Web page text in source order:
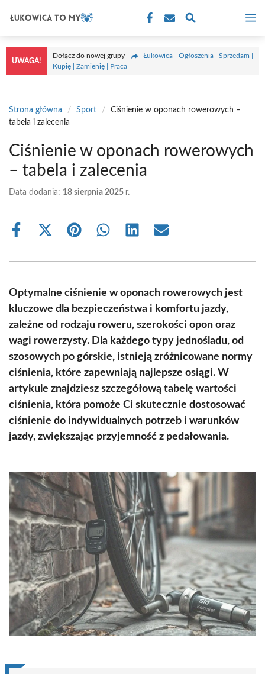
treści
UWAGA!
Dołącz do nowej grupy
Łukowica - Ogłoszenia | Sprzedam |
Kupię | Zamienię | Praca
Strona główna / Sport /
Ciśnienie w oponach rowerowych –
tabela i zalecenia
Ciśnienie w oponach rowerowych
– tabela i zalecenia
Data dodania: 18 sierpnia 2025 r.
Share
Share
(Twitter)
Share Share Share Share
Optymalne ciśnienie w oponach rowerowych jest
kluczowe dla bezpieczeństwa i komfortu jazdy,
zależne od rodzaju roweru, szerokości opon oraz
wagi rowerzysty. Dla każdego typy jednośladu, od
szosowych po górskie, istnieją zróżnicowane normy
ciśnienia, które zapewniają najlepsze osiągi. W
artykule znajdziesz szczegółową tabelę wartości
ciśnienia, która pomoże Ci skutecznie dostosować
ciśnienie do indywidualnych potrzeb i warunków
jazdy, zwiększając przyjemność z pedałowania.